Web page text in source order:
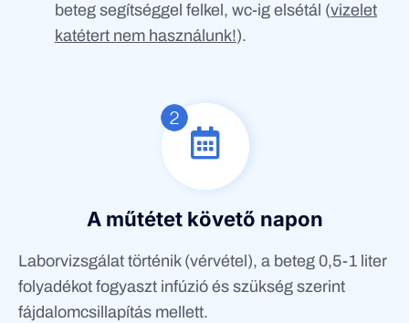
beteg segítséggel felkel, wc-ig elsétál (vizelet
katétert nem használunk!).
A műtétet követő napon
Laborvizsgálat történik (vérvétel), a beteg 0,5-1 liter
folyadékot fogyaszt infúzió és szükség szerint
fájdalomcsillapítás mellett.